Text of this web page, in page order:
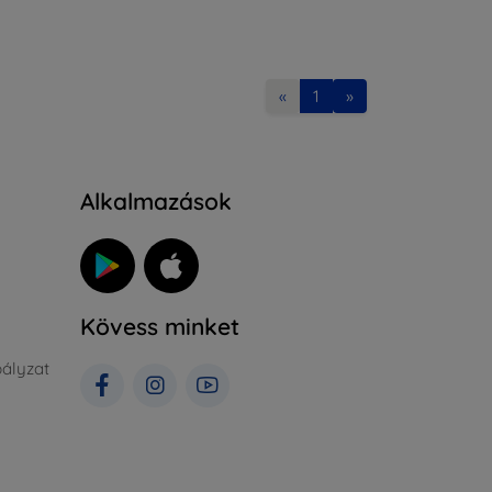
« 1 »
Alkalmazások
Kövess minket